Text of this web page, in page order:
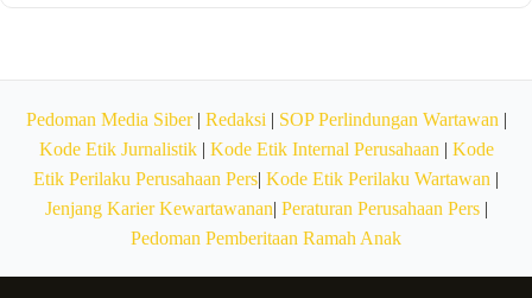
Pedoman Media Siber| Redaksi | SOP Perlindungan Wartawan |
Kode Etik Jurnalistik| Kode Etik Internal Perusahaan | Kode
Etik Perilaku Perusahaan Pers| Kode Etik Perilaku Wartawan |
Jenjang Karier Kewartawanan| Peraturan Perusahaan Pers|
Pedoman Pemberitaan Ramah Anak